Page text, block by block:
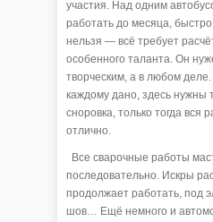
участия. Над одним
работать до месяца,
нельзя — всё требует
особенного таланта. Он
творческим, а в любом
каждому дано, здесь нужны
сноровка, только тогда вся
отлично.
Все сварочные работы
последовательно. Искры
продолжает работать, под
шов… Ещё немного и